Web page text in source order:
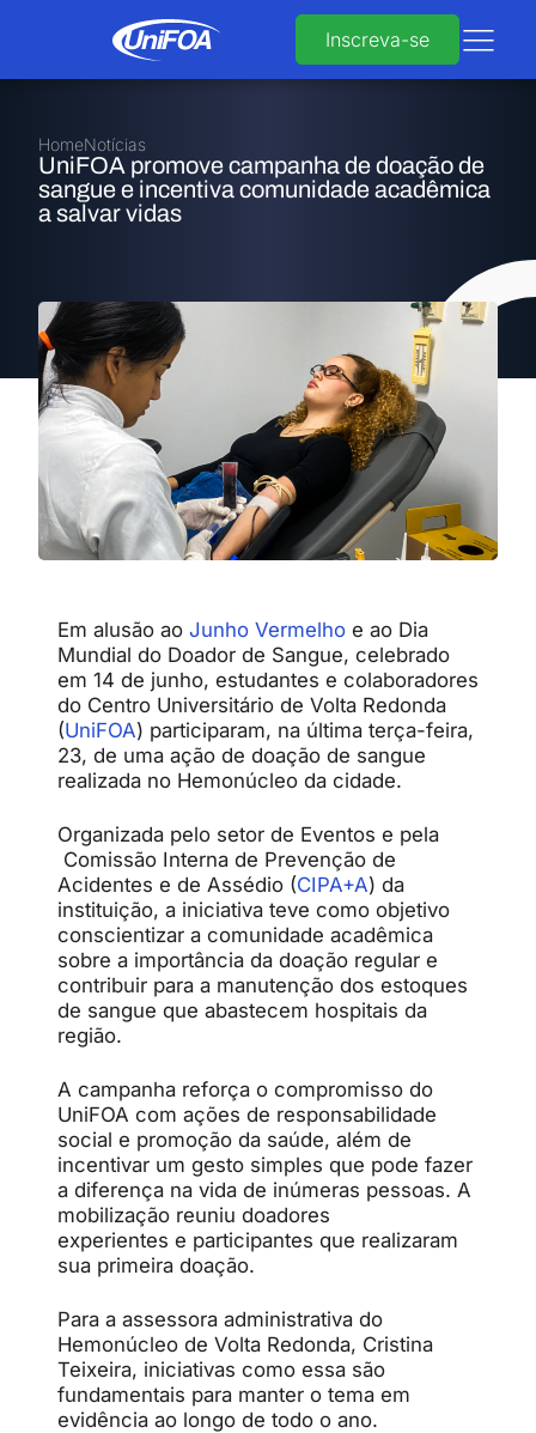
Inscreva-se
HomeNotícias
UniFOA promove campanha de doação de
sangue e incentiva comunidade acadêmica
a salvar vidas
Em alusão ao Junho Vermelho e ao Dia
Mundial do Doador de Sangue, celebrado
em 14 de junho, estudantes e colaboradores
do Centro Universitário de Volta Redonda
(UniFOA) participaram, na última terça-feira,
23, de uma ação de doação de sangue
realizada no Hemonúcleo da cidade.
Organizada pelo setor de Eventos e pela
Comissão Interna de Prevenção de
Acidentes e de Assédio (CIPA+A) da
instituição, a iniciativa teve como objetivo
conscientizar a comunidade acadêmica
sobre a importância da doação regular e
contribuir para a manutenção dos estoques
de sangue que abastecem hospitais da
região.
A campanha reforça o compromisso do
UniFOA com ações de responsabilidade
social e promoção da saúde, além de
incentivar um gesto simples que pode fazer
a diferença na vida de inúmeras pessoas. A
mobilização reuniu doadores
experientes e participantes que realizaram
sua primeira doação.
Para a assessora administrativa do
Hemonúcleo de Volta Redonda, Cristina
Teixeira, iniciativas como essa são
fundamentais para manter o tema em
evidência ao longo de todo o ano.